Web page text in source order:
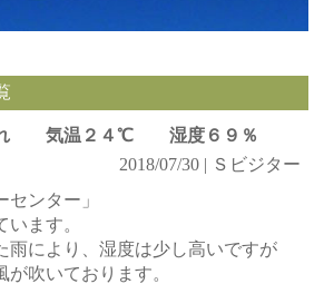
気温２４℃ 湿度６９％
2018/07/30 | Ｓビジター
センター」
ます。
雨により、湿度は少し高いですが
吹いております。